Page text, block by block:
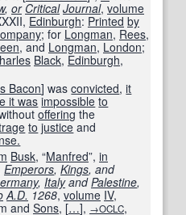
, or Critical Journal, volume
Edinburgh: Printed by
; for Longman, Rees,
, and Longman, London;
Black, Edinburgh,
Bacon] wasconvicted,it
it was impossible to
offering the
to justice and
Busk, “Manfred”, in
Emperors, Kings, and
, ItalyandPalestine,
A.D. 1268, volume IV,
and Sons, […], →OCLC,